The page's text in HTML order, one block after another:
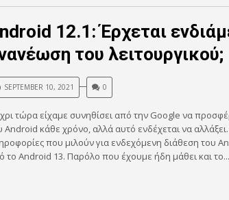
12.1: Έρχεται
του λειτουργικού;
SEPTEMBER 10, 2021 0
τώρα είχαμε συνηθίσει από την Google να
Android κάθε χρόνο, αλλά αυτό ενδέχεται να αλλάξει.
που μιλούν για ενδεχόμενη διάθεση του
το Android 13. Παρόλο που έχουμε ήδη μάθει και το...